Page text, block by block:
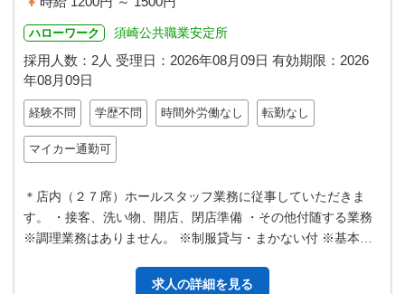
ハローワーク 須崎公共職業安定所
採用人数：2人 受理日： 2026年08月09日 有効期限： 2026
年08月09日
経験不問 学歴不問 時間外労働なし 転勤なし
マイカー通勤可
＊店内（２７席）ホールスタッフ業務に従事していただきま
す。 ・接客、洗い物、開店、閉店準備 ・その他付随する業務
※調理業務はありません。 ※制服貸与・まかない付 ※基本的
求人の詳細を見る